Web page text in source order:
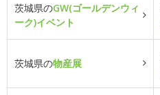
茨城県のGW(ゴールデンウィ
ーク)イベント
茨城県の物産展